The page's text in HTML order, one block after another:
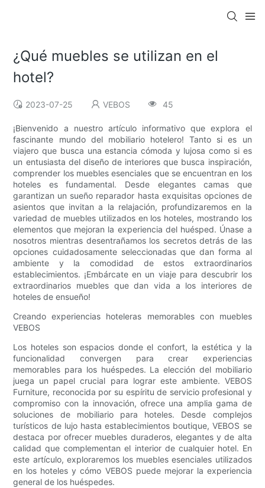
¿Qué muebles se utilizan en el
hotel?
2023-07-25 VEBOS 45
¡Bienvenido a nuestro artículo informativo que explora el
fascinante mundo del mobiliario hotelero! Tanto si es un
viajero que busca una estancia cómoda y lujosa como si es
un entusiasta del diseño de interiores que busca inspiración,
comprender los muebles esenciales que se encuentran en los
hoteles es fundamental. Desde elegantes camas que
garantizan un sueño reparador hasta exquisitas opciones de
asientos que invitan a la relajación, profundizaremos en la
variedad de muebles utilizados en los hoteles, mostrando los
elementos que mejoran la experiencia del huésped. Únase a
nosotros mientras desentrañamos los secretos detrás de las
opciones cuidadosamente seleccionadas que dan forma al
ambiente y la comodidad de estos extraordinarios
establecimientos. ¡Embárcate en un viaje para descubrir los
extraordinarios muebles que dan vida a los interiores de
hoteles de ensueño!
Creando experiencias hoteleras memorables con muebles
VEBOS
Los hoteles son espacios donde el confort, la estética y la
funcionalidad convergen para crear experiencias
memorables para los huéspedes. La elección del mobiliario
juega un papel crucial para lograr este ambiente. VEBOS
Furniture, reconocida por su espíritu de servicio profesional y
compromiso con la innovación, ofrece una amplia gama de
soluciones de mobiliario para hoteles. Desde complejos
turísticos de lujo hasta establecimientos boutique, VEBOS se
destaca por ofrecer muebles duraderos, elegantes y de alta
calidad que complementan el interior de cualquier hotel. En
este artículo, exploraremos los muebles esenciales utilizados
en los hoteles y cómo VEBOS puede mejorar la experiencia
general de los huéspedes.